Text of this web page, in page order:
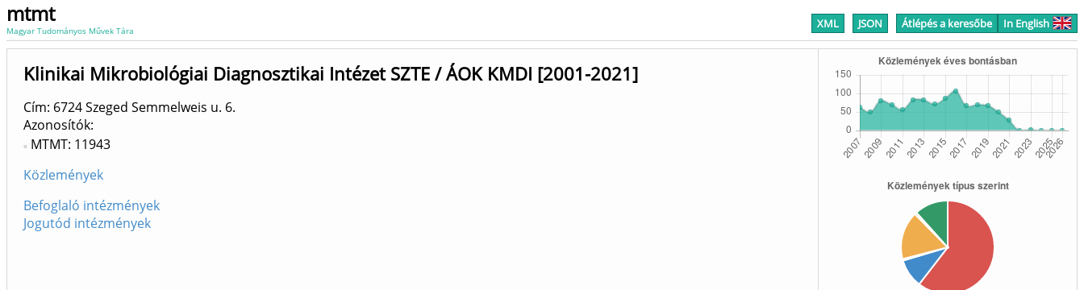
mtmt
Magyar Tudományos Művek Tára XML JSON Átlépés a keresőbe In English
Klinikai Mikrobiológiai Diagnosztikai Intézet SZTE / ÁOK KMDI [2001-2021]
Cím: 6724 Szeged Semmelweis u. 6.
Azonosítók
MTMT: 11943
Közlemények
Befoglaló intézmények
Jogutód intézmények